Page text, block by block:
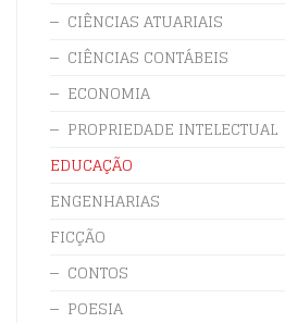
CIÊNCIAS ATUARIAIS
CIÊNCIAS CONTÁBEIS
ECONOMIA
PROPRIEDADE INTELECTUAL
EDUCAÇÃO
ENGENHARIAS
FICÇÃO
CONTOS
POESIA